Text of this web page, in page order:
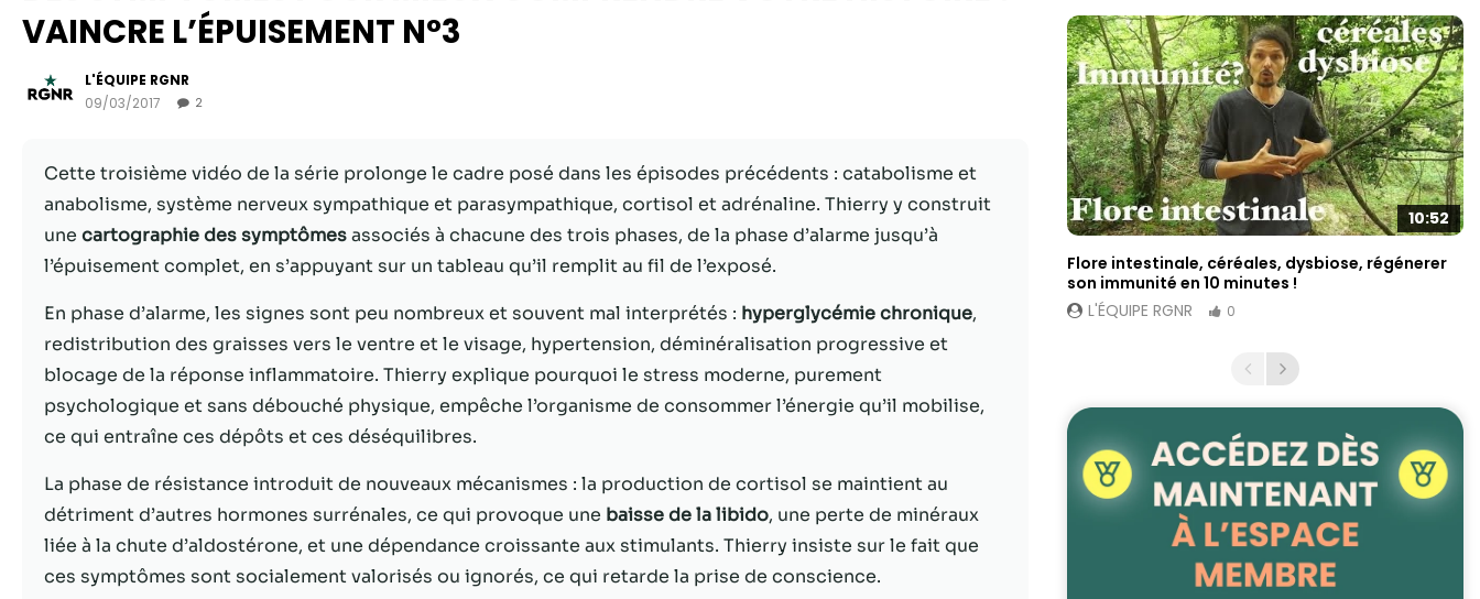
VAINCRE L’ÉPUISEMENT N°3
L'ÉQUIPE RGNR
09/03/2017
2
Cette troisième vidéo de la série prolonge le cadre posé dans les épisodes précédents : catabolisme et
anabolisme, système nerveux sympathique et parasympathique, cortisol et adrénaline. Thierry y construit
une cartographie des symptômesassociés à chacune des trois phases, de la phase d’alarme jusqu’à
l’épuisement complet, en s’appuyant sur un tableau qu’il remplit au fil de l’exposé.
En phase d’alarme, les signes sont peu nombreux et souvent mal interprétés : hyperglycémie chronique,
redistribution des graisses vers le ventre et le visage, hypertension, déminéralisation progressive et
blocage de la réponse inflammatoire. Thierry explique pourquoi le stress moderne, purement
psychologique et sans débouché physique, empêche l’organisme de consommer l’énergie qu’il mobilise,
ce qui entraîne ces dépôts et ces déséquilibres.
La phase de résistance introduit de nouveaux mécanismes : la production de cortisol se maintient au
détriment d’autres hormones surrénales, ce qui provoque une baisse de la libido, une perte de minéraux
liée à la chute d’aldostérone, et une dépendance croissante aux stimulants. Thierry insiste sur le fait que
ces symptômes sont socialement valorisés ou ignorés, ce qui retarde la prise de conscience.
10:52
Flore intestinale, céréales, dysbiose, régénerer
son immunité en 10 minutes !
L'ÉQUIPE RGNR
0
et la structure
du site Web,
en fonction
de la façon
utilisé.
Experience
Afin que notre
aussi bien que
possible lors
de votre visite.
Si vous refusez
ces cookies,
certaines